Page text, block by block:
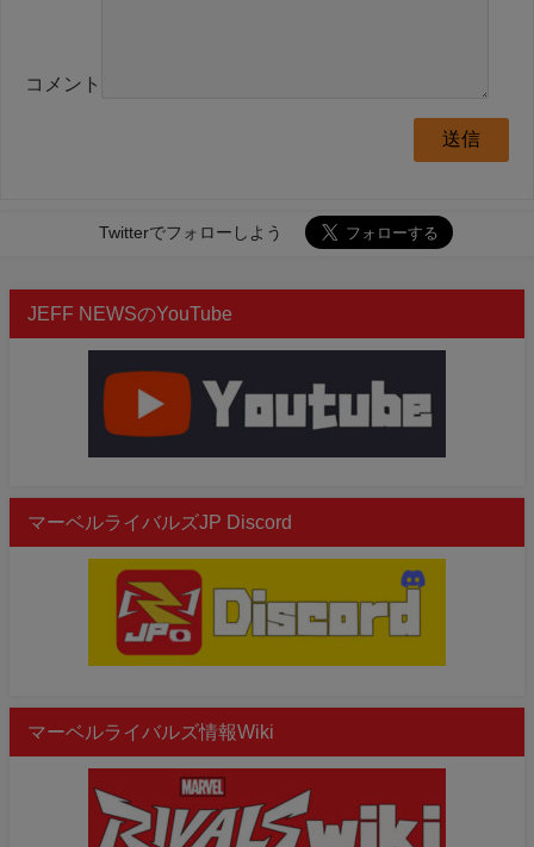
コメント
Twitterでフォローしよう
JEFF NEWSのYouTube
マーベルライバルズJP Discord
マーベルライバルズ情報Wiki